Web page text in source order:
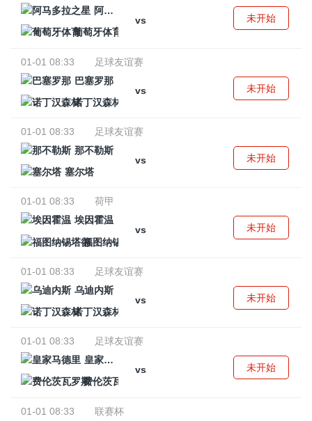
阿马多拉之星
vs
葡萄牙体育
未开始
01-01 08:33
足球友谊赛
巴塞罗那
vs
诺丁汉森林
未开始
01-01 08:33
足球友谊赛
那不勒斯
vs
塞尔塔
未开始
01-01 08:33
荷甲
埃因霍温
vs
福图纳锡塔德
未开始
01-01 08:33
足球友谊赛
乌迪内斯
vs
诺丁汉森林
未开始
01-01 08:33
足球友谊赛
皇家马德里
vs
费伦茨瓦罗斯
未开始
01-01 08:33
联赛杯